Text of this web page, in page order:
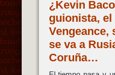
¿Kevin
guionista,
Vengeance,
se va a
Coruña…